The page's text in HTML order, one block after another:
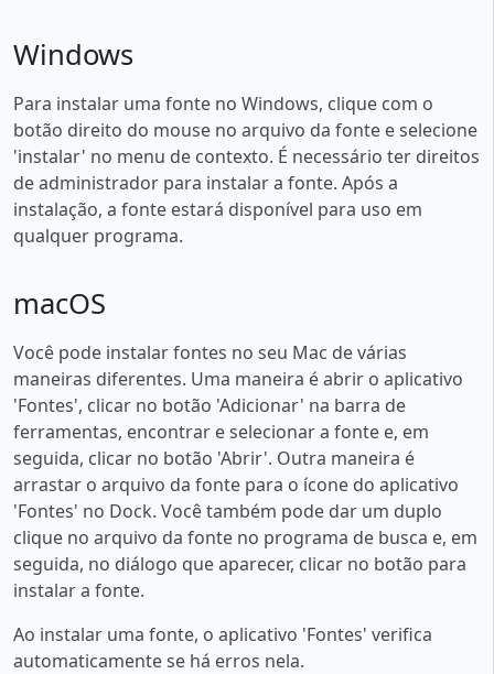
Windows
Para instalar uma fonte no Windows, clique com o
botão direito do mouse no arquivo da fonte e selecione
'instalar' no menu de contexto. É necessário ter direitos
de administrador para instalar a fonte. Após a
instalação, a fonte estará disponível para uso em
qualquer programa.
macOS
Você pode instalar fontes no seu Mac de várias
maneiras diferentes. Uma maneira é abrir o aplicativo
'Fontes', clicar no botão 'Adicionar' na barra de
ferramentas, encontrar e selecionar a fonte e, em
seguida, clicar no botão 'Abrir'. Outra maneira é
arrastar o arquivo da fonte para o ícone do aplicativo
'Fontes' no Dock. Você também pode dar um duplo
clique no arquivo da fonte no programa de busca e, em
seguida, no diálogo que aparecer, clicar no botão para
instalar a fonte.
Ao instalar uma fonte, o aplicativo 'Fontes' verifica
automaticamente se há erros nela.